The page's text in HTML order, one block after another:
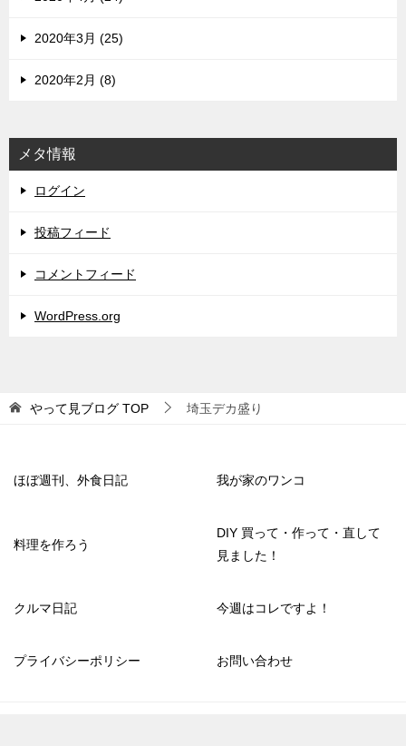
2020年3月 (25)
2020年2月 (8)
メタ情報
ログイン
投稿フィード
コメントフィード
WordPress.org
やって見ブログ TOP 埼玉デカ盛り
ほぼ週刊、外食日記 我が家のワンコ
料理を作ろう
DIY 買って・作って・直して
見ました！
クルマ日記 今週はコレですよ！
プライバシーポリシー お問い合わせ